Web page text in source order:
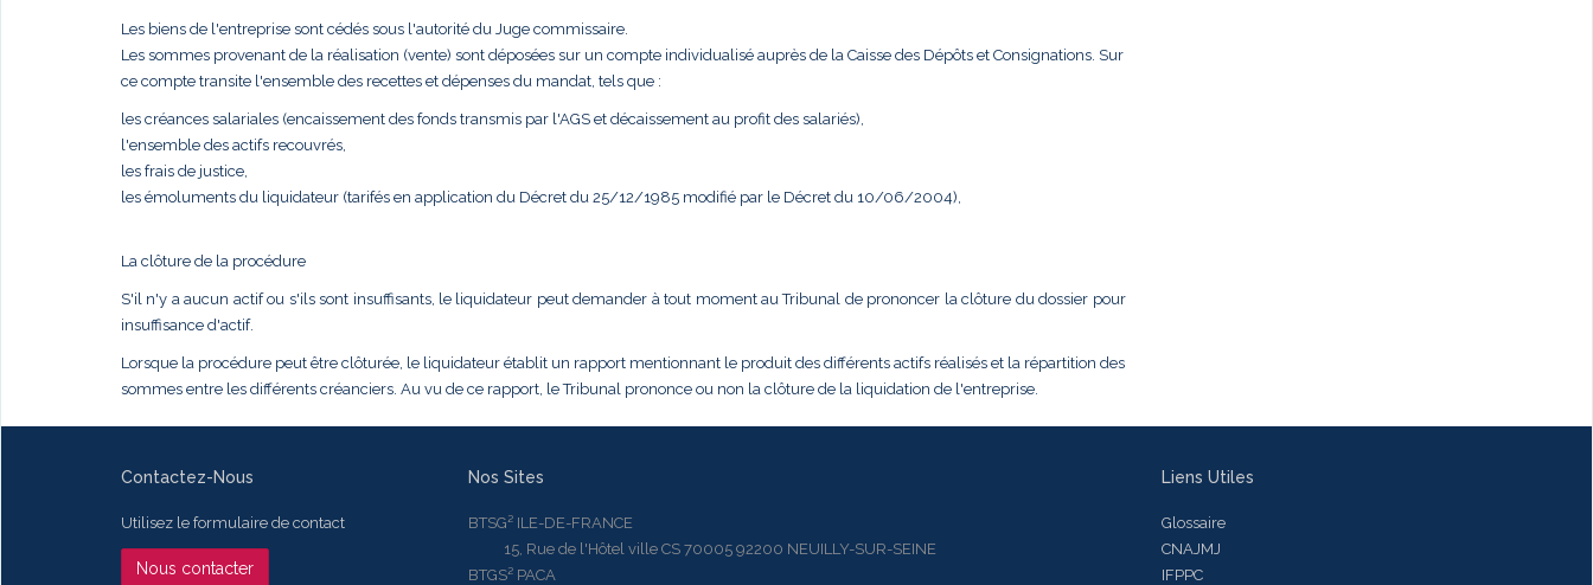
Les biens de l'entreprise sont cédés sous l'autorité du Juge commissaire.
Les sommes provenant de la réalisation (vente) sont déposées sur un compte individualisé auprès de la Caisse des Dépôts et Consignations. Sur
ce compte transite l'ensemble des recettes et dépenses du mandat, tels que :
les créances salariales (encaissement des fonds transmis par l'AGS et décaissement au profit des salariés),
l'ensemble des actifs recouvrés,
les frais de justice,
les émoluments du liquidateur (tarifés en application du Décret du 25/12/1985 modifié par le Décret du 10/06/2004),
La clôture de la procédure
S'il n'y a aucun actif ou s'ils sont insuffisants, le liquidateur peut demander à tout moment au Tribunal de prononcer la clôture du dossier pour
insuffisance d'actif.
Lorsque la procédure peut être clôturée, le liquidateur établit un rapport mentionnant le produit des différents actifs réalisés et la répartition des
sommes entre les différents créanciers. Au vu de ce rapport, le Tribunal prononce ou non la clôture de la liquidation de l'entreprise.
Contactez-Nous
Utilisez le formulaire de contact
Nous contacter
Nos Sites
BTSG² ILE-DE-FRANCE
15, Rue de l'Hôtel ville CS 70005 92200 NEUILLY-SUR-SEINE
BTGS² PACA
Liens Utiles
Glossaire
CNAJMJ
IFPPC